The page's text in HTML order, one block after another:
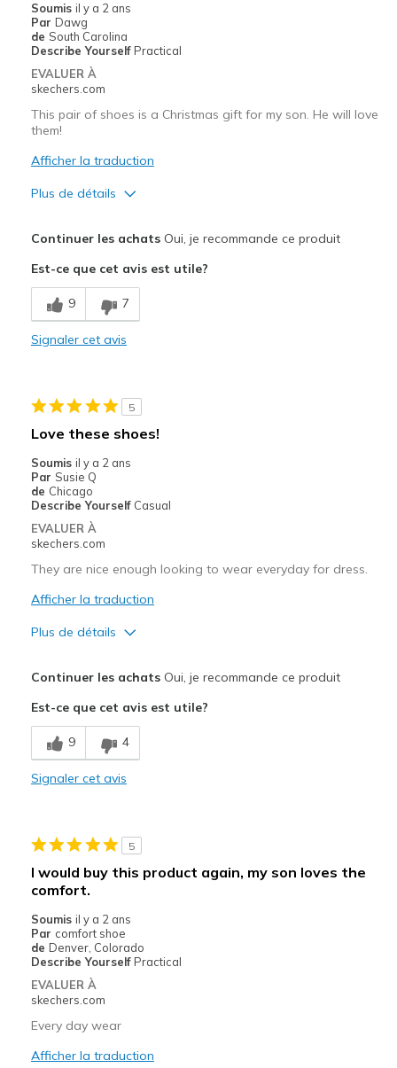
Quotidien
Temps froid
Largeur
Bonne largeur
Soumis il y a 2 ans
Par Dawg
de South Carolina
Describe Yourself Practical
EVALUER À
skechers.com
This pair of shoes is a Christmas gift for my son. He will love
them!
Afficher la traduction
Plus de détails
Durable
Les meilleures utilisations
Casual Wear
View On Shoes
Continuer les achatsOui, je recommande ce produit
Est-ce que cet avis est utile?
9 7
Signaler cet avis
5
Love these shoes!
Soumis il y a 2 ans
Par Susie Q
de Chicago
Describe Yourself Casual
EVALUER À
skechers.com
They are nice enough looking to wear everyday for dress.
Afficher la traduction
Plus de détails
Stylish
Width
Sizing
Continuer les achatsOui, je recommande ce produit
Est-ce que cet avis est utile?
9 4
Signaler cet avis
5
I would buy this product again, my son loves the
comfort.
Soumis il y a 2 ans
Par comfort shoe
de Denver, Colorado
Describe Yourself Practical
EVALUER À
skechers.com
Every day wear
Afficher la traduction